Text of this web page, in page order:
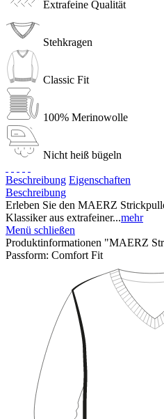
Extrafeine Qualität
Stehkragen
Classic Fit
100% Merinowolle
Nicht heiß bügeln
Beschreibung Eigenschaften
Beschreibung
Erleben Sie den MAERZ
Klassiker aus extrafeiner...mehr
Menü schließen
Produktinformationen "MAERZ
Passform: Comfort Fit